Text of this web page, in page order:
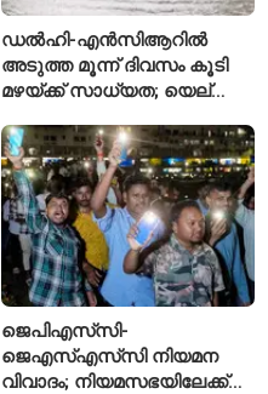
ഡൽഹി-എൻസിആറിൽ
അടുത്ത മൂന്ന് ദിവസം കൂടി
മഴയ്ക്ക് സാധ്യത; യെല്ലോ
ഐഎംഡി
ജെപിഎസ്‌സി-
ജെഎസ്എസ്‌സി നിയമന
വിവാദം; നിയമസഭയിലേക്ക്